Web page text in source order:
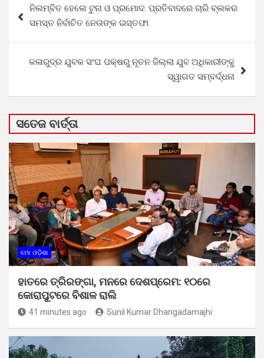
navigation
ନିଲମ୍ବିତ ହେଲେ ଟୁନା ଓ ପ୍ରମୋଦ: ପ୍ରତିବାଦରେ ଚାରି ବ୍ଲକର
ସମସ୍ତ ନିର୍ବାଚିତ ନେତାଙ୍କ ଇସ୍ତଫା
କଳାରୁଦ୍ର ଯୁବକ ସଂଘ ପକ୍ଷରୁ ନୂତନ ଜିଲ୍ଲା ଯୁବ ଅଧିକାରୀଙ୍କୁ
ସ୍ୱାଗତ ସମ୍ବର୍ଦ୍ଧନା
ସତେଜ ବାର୍ତ୍ତା
ମୋ ଓଡ଼ିଶା
ହାତରେ ତ୍ରିରଙ୍ଗା, ମନରେ ଦେଶପ୍ରେମ: ୧୦ରେ
କୋରାପୁଟରେ ବିଶାଳ ରାଲି
41 minutes ago Sunil Kumar Dhangadamajhi